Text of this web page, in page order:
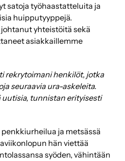
satoja työhaastatteluita ja
huipputyyppejä.
yhteistöitä sekä
asiakkaillemme
rekrytoimani henkilöt, jotka
seuraavia ura-askeleita.
tunnistan erityisesti
ja metsässä
hän viettää
syöden, vähintään